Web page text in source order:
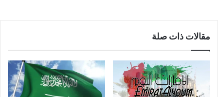
مقالات ذات صلة